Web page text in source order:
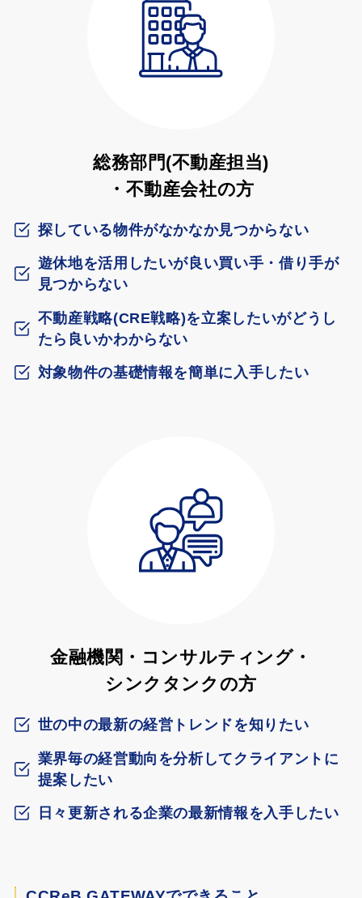
総務部門(不動産担当)
・不動産会社の方
探している物件がなかなか見つからない
遊休地を活用したいが良い買い手・借り手が
見つからない
不動産戦略(CRE戦略)を立案したいがどうし
たら良いかわからない
対象物件の基礎情報を簡単に入手したい
金融機関・コンサルティング・
シンクタンクの方
世の中の最新の経営トレンドを知りたい
業界毎の経営動向を分析してクライアントに
提案したい
日々更新される企業の最新情報を入手したい